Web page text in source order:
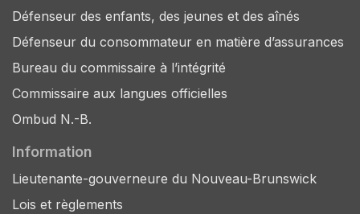
Défenseur des enfants, des jeunes et des aînés
Défenseur du consommateur en matière d’assurances
Bureau du commissaire à l’intégrité
Commissaire aux langues officielles
Ombud N.-B.
Information
Lieutenante-gouverneure du Nouveau-Brunswick
Lois et règlements